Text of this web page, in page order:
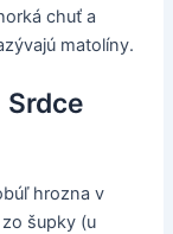
chuť a
matolíny.
hrozna v
šupky (u